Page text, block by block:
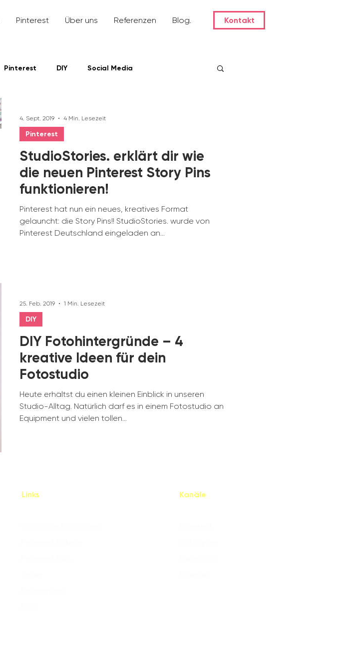
Pinterest Über uns Referenzen Blog. Kontakt
Pinterest DIY Social Media
StudioStories. erklärt dir wie
die neuen Pinterest Story Pins
funktionieren!
Pinterest hat nun ein neues, kreatives Format
gelauncht: die Story Pins!! StudioStories. wurde von
Pinterest Deutschland eingeladen an...
Pinterest
4. Sept. 2019 4 Min. Lesezeit
DIY Fotohintergründe – 4
kreative Ideen für dein
Fotostudio
Heute erhältst du einen kleinen Einblick in unseren
Studio-Alltag. Natürlich darf es in einem Fotostudio an
Equipment und vielen tollen...
DIY
25. Feb. 2019 1 Min. Lesezeit
Links Kanäle